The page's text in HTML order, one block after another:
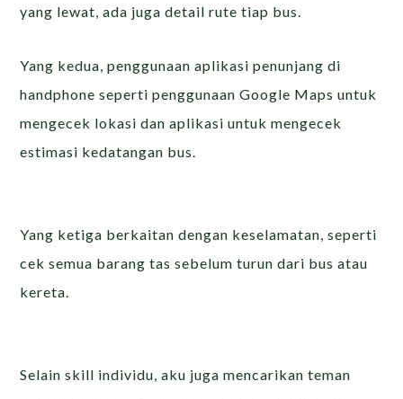
yang lewat, ada juga detail rute tiap bus.
Yang kedua, penggunaan aplikasi penunjang di
handphone seperti penggunaan Google Maps untuk
mengecek lokasi dan aplikasi untuk mengecek
estimasi kedatangan bus.
Yang ketiga berkaitan dengan keselamatan, seperti
cek semua barang tas sebelum turun dari bus atau
kereta.
Selain skill individu, aku juga mencarikan teman